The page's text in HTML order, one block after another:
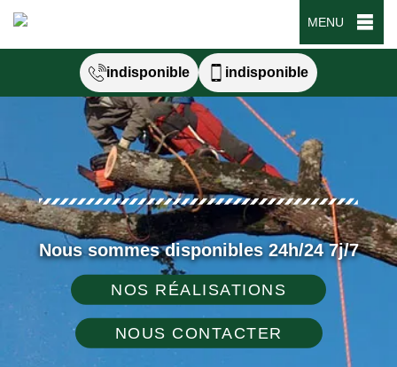
MENU
indisponible indisponible
Nous sommes disponibles 24h/24 7j/7
NOS RÉALISATIONS
NOUS CONTACTER